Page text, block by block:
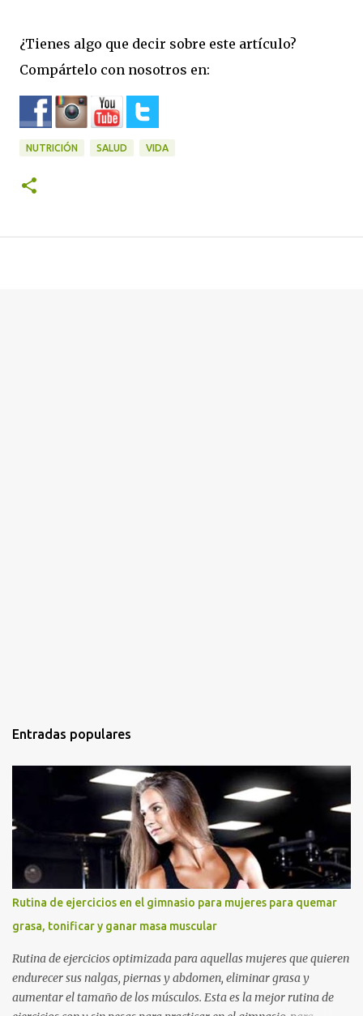
¿Tienes algo que decir sobre este artículo?
Compártelo con nosotros en:
NUTRICIÓN SALUD VIDA
Entradas populares
Rutina de ejercicios en el gimnasio para mujeres para quemar
grasa, tonificar y ganar masa muscular
Rutina de ejercicios optimizada para aquellas mujeres que quieren
endurecer sus nalgas, piernas y abdomen, eliminar grasa y
aumentar el tamaño de los músculos. Esta es la mejor rutina de